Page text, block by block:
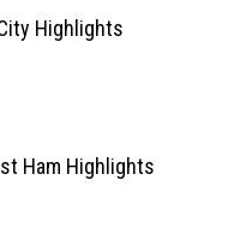
Highlights
Ham Highlights